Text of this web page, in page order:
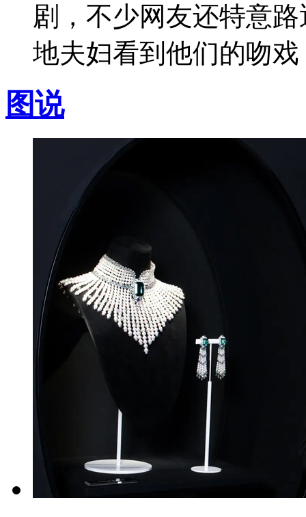
剧，不少网友还特意
地夫妇看到他们的吻
图说